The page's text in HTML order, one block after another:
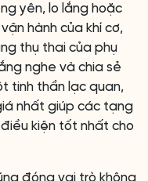
yên, lo lắng hoặc
hành của khí cơ,
thụ thai của phụ
nghe và chia sẻ
tinh thần lạc quan,
nhất giúp các tạng
kiện tốt nhất cho
đóng vai trò không